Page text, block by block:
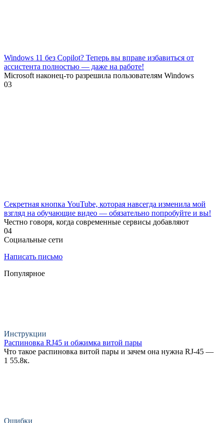
Windows 11 без Copilot? Теперь вы вправе избавиться от
ассистента полностью — даже на работе!
Microsoft наконец-то разрешила пользователям Windows
03
Секретная кнопка YouTube, которая навсегда изменила мой
взгляд на обучающие видео — обязательно попробуйте и вы!
Честно говоря, когда современные сервисы добавляют
04
Социальные сети
Написать письмо
Популярное
Инструкции
Распиновка RJ45 и обжимка витой пары
Что такое распиновка витой пары и зачем она нужна RJ-45 —
1 55.8к.
Ошибки